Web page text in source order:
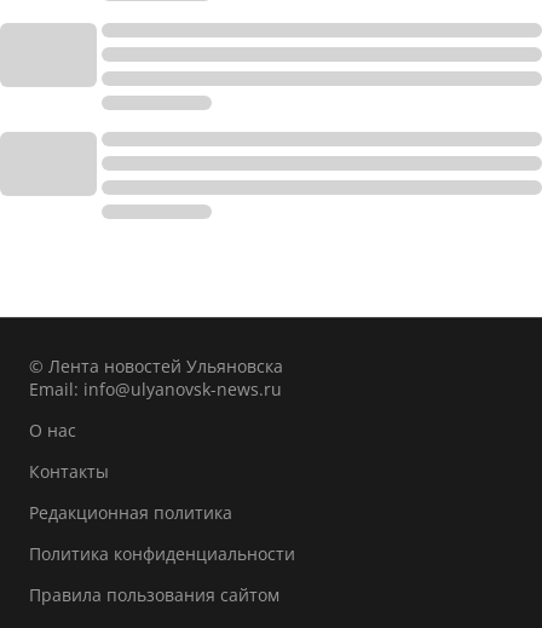
© Лента новостей Ульяновска
Email: info@ulyanovsk-news.ru
О нас
Контакты
Редакционная политика
Политика конфиденциальности
Правила пользования сайтом